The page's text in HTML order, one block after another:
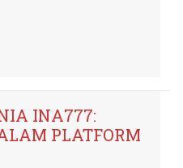
INA777:
PLATFORM